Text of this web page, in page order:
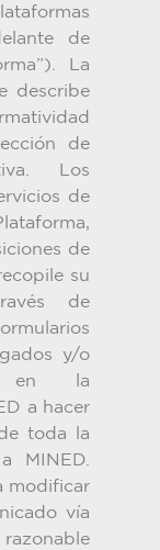
de
La
describe
de
Los
de
de
su
de
y/o
en la
a hacer
toda la
MINED.
modificar
vía